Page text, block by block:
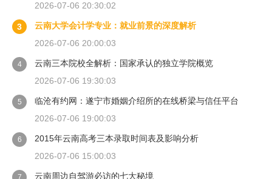
2026-07-06 20:30:02
3
云南大学会计学专业：就业前景的深度解析
2026-07-06 20:00:03
4
云南三本院校全解析：国家承认的独立学院概览
2026-07-06 19:30:03
5
临沧有约网：遂宁市婚姻介绍所的在线桥梁与信任平台
2026-07-06 19:00:03
6
2015年云南高考三本录取时间表及影响分析
2026-07-06 15:00:03
7 云南周边自驾游必访的七大秘境